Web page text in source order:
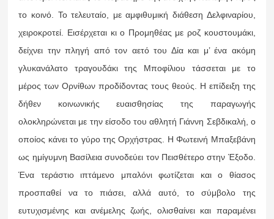
το κοινό. Το τελευταίο, με αμφιθυμική διάθεση Δελφιναρίου,
χειροκροτεί. Εισέρχεται κι ο Προμηθέας με ροζ κουστουμάκι,
δείχνει την πληγή από τον αετό του Δία και μ’ ένα ακόμη
γλυκανάλατο τραγουδάκι της Μποφίλιου τάσσεται με το
μέρος των Ορνίθων προδίδοντας τους θεούς. Η επίδειξη της
δήθεν κοινωνικής ευαισθησίας της παραγωγής
ολοκληρώνεται με την είσοδο του αθλητή Γιάννη Σεβδικαλή, ο
οποίος κάνει το γύρο της Ορχήστρας. Η Φωτεινή Μπαξεβάνη
ως ημίγυμνη Βασίλεια συνοδεύει τον Πεισθέτερο στην Έξοδο.
Ένα τεράστιο ιπτάμενο μπαλόνι φωτίζεται και ο θίασος
προσπαθεί να το πιάσει, αλλά αυτό, το σύμβολο της
ευτυχισμένης και ανέμελης ζωής, ολισθαίνει και παραμένει